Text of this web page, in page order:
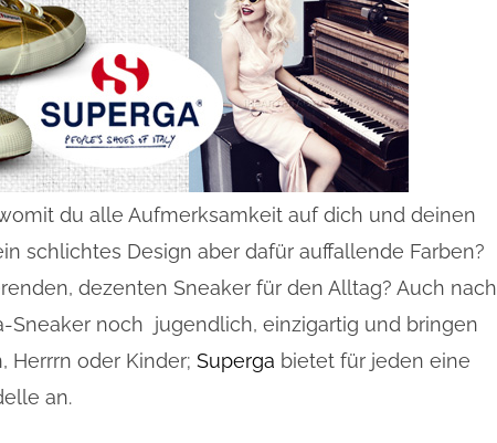
du alle Aufmerksamkeit auf dich und deinen
schlichtes Design aber dafür auffallende Farben?
dezenten Sneaker für den Alltag? Auch nach
Sneaker noch jugendlich, einzigartig und bringen
Herrrn oder Kinder; Superga bietet für jeden eine
an.